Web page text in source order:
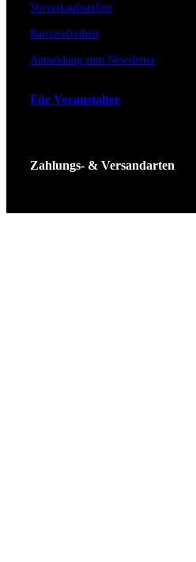
Vorverkaufsstellen
Barrierefreiheit
Anmeldung zum Newsletter
Für Veranstalter
Zahlungs- & Versandarten